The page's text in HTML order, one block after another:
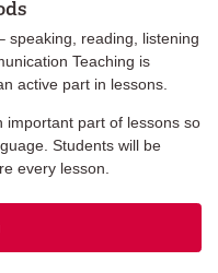
speaking, reading, listening
Teaching is
active part in lessons.
important part of lessons so
Students will be
every lesson.